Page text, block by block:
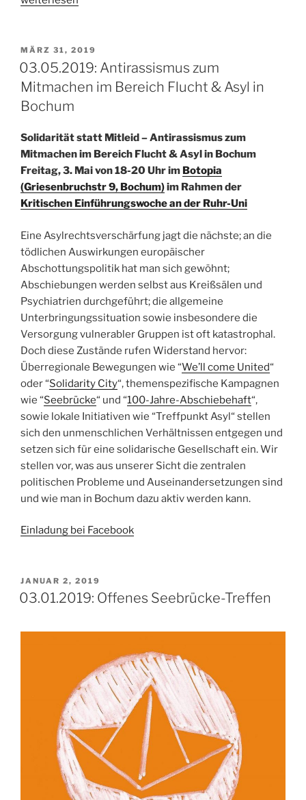
Solidarität
und
Humanität“
VERÖFFENTLICHT
AM
MÄRZ 31, 2019
03.05.2019: Antirassismus zum
Mitmachen im Bereich Flucht & Asyl in
Bochum
Solidarität statt Mitleid – Antirassismus zum
Mitmachen im Bereich Flucht & Asyl in Bochum
Freitag, 3. Mai von 18-20 Uhr im Botopia
(Griesenbruchstr 9, Bochum)im Rahmen der
Kritischen Einführungswoche an der Ruhr-Uni
Eine Asylrechtsverschärfung jagt die nächste; an die
tödlichen Auswirkungen europäischer
Abschottungspolitik hat man sich gewöhnt;
Abschiebungen werden selbst aus Kreißsälen und
Psychiatrien durchgeführt; die allgemeine
Unterbringungssituation sowie insbesondere die
Versorgung vulnerabler Gruppen ist oft katastrophal.
Doch diese Zustände rufen Widerstand hervor:
Überregionale Bewegungen wie “We’ll come United“
oder “Solidarity City“, themenspezifische Kampagnen
wie “Seebrücke“ und “100-Jahre-Abschiebehaft“,
sowie lokale Initiativen wie “Treffpunkt Asyl“ stellen
sich den unmenschlichen Verhältnissen entgegen und
setzen sich für eine solidarische Gesellschaft ein. Wir
stellen vor, was aus unserer Sicht die zentralen
politischen Probleme und Auseinandersetzungen sind
und wie man in Bochum dazu aktiv werden kann.
Einladung bei Facebook
VERÖFFENTLICHT
AM
JANUAR 2, 2019
03.01.2019: Offenes Seebrücke-Treffen